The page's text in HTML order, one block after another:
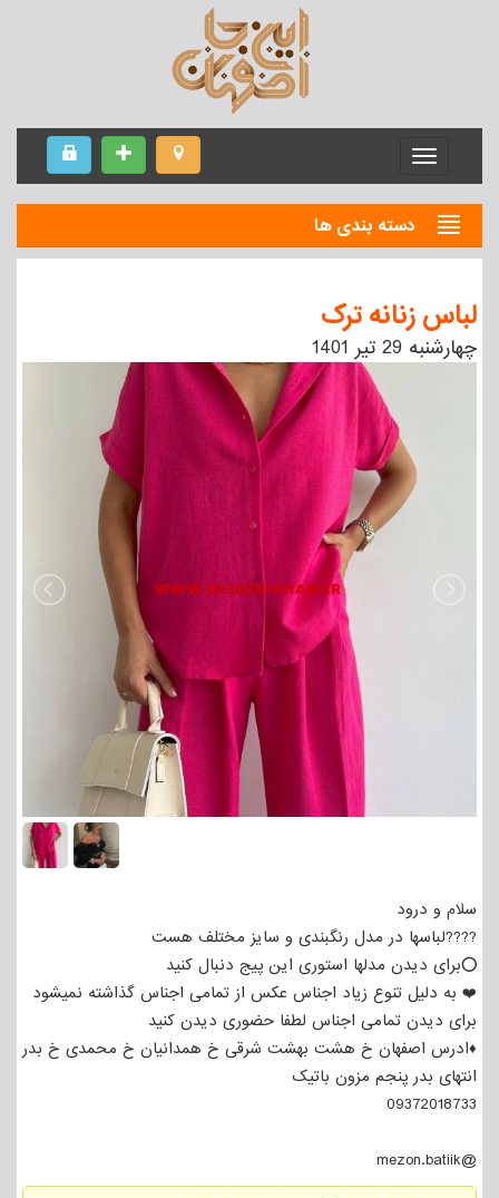
Menu
دسته بندی ها
لباس زنانه ترک
چهارشنبه 29 تیر 1401
سلام و درود
????لباسها در مدل رنگبندی و سایز مختلف هست
⭕برای دیدن مدلها استوری این پیج دنبال کنید
❤️ به دلیل تنوع زیاد اجناس عکس از تمامی اجناس گذاشته نمیشود
برای دیدن تمامی اجناس لطفا حضوری دیدن کنید
♦️ادرس اصفهان خ هشت بهشت شرقی خ همدانیان خ محمدی خ بدر
انتهای بدر پنجم مزون باتیک
09372018733
@mezon.batiik